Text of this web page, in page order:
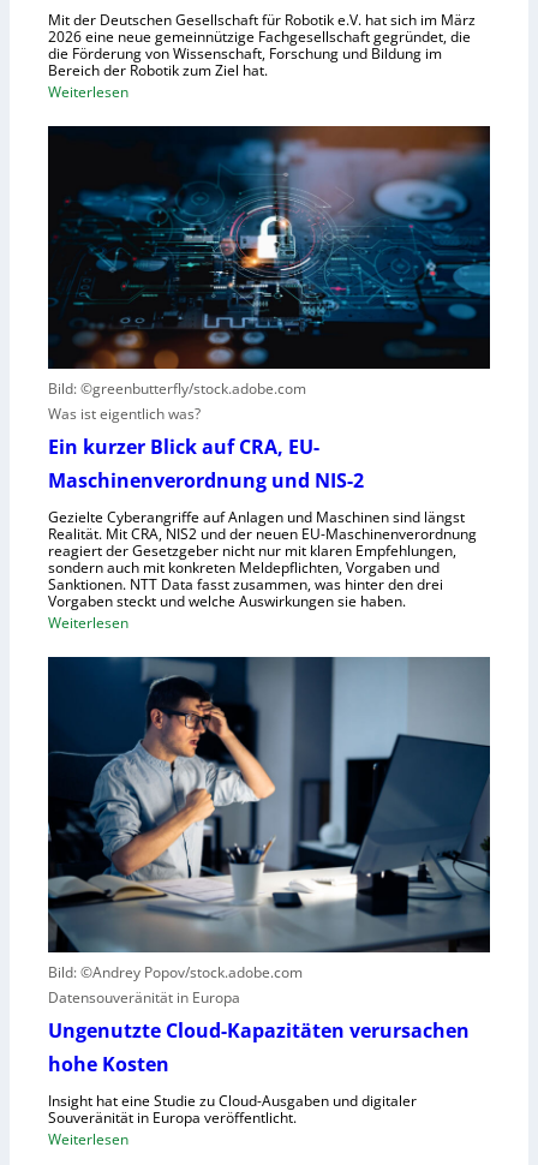
y
s
t
e
n
s
V
s
i
e
r
n
e
h
e
n
R
o
b
o
t
e
n
t
s
t
e
h
Mit der Deutschen Gesellschaft für Robotik e.V. hat sich im März
2026 eine neue gemeinnützige Fachgesellschaft gegründet, die
die Förderung von Wissenschaft, Forschung und Bildung im
Bereich der Robotik zum Ziel hat.
Weiterlesen:
t
s
c
h
e
G
e
s
e
l
l
c
h
a
f
t
f
b
o
t
i
k
g
e
r
ü
n
d
t
Bild: ©greenbutterfly/stock.adobe.com
Was ist eigentlich was?
Ein kurzer Blick auf CRA, EU-
Maschinenverordnung und NIS-2
Gezielte Cyberangriffe auf Anlagen und Maschinen sind längst
Realität. Mit CRA, NIS2 und der neuen EU-Maschinenverordnung
reagiert der Gesetzgeber nicht nur mit klaren Empfehlungen,
sondern auch mit konkreten Meldepflichten, Vorgaben und
Sanktionen. NTT Data fasst zusammen, was hinter den drei
Vorgaben steckt und welche Auswirkungen sie haben.
Weiterlesen:
u
r
z
e
r
B
l
c
k
a
u
C
R
A
,
Bild: ©Andrey Popov/stock.adobe.com
Datensouveränität in Europa
Ungenutzte Cloud-Kapazitäten verursachen
hohe Kosten
Insight hat eine Studie zu Cloud-Ausgaben und digitaler
Souveränität in Europa veröffentlicht.
Weiterlesen: